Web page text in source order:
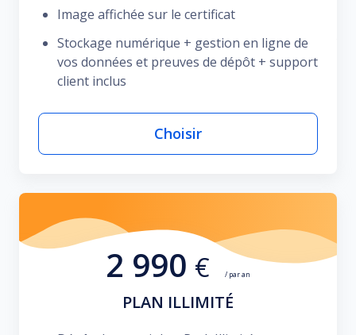
Image affichée sur le certificat
Stockage numérique + gestion en ligne de
vos données et preuves de dépôt + support
client inclus
Choisir
2 990 € / par an
PLAN ILLIMITÉ